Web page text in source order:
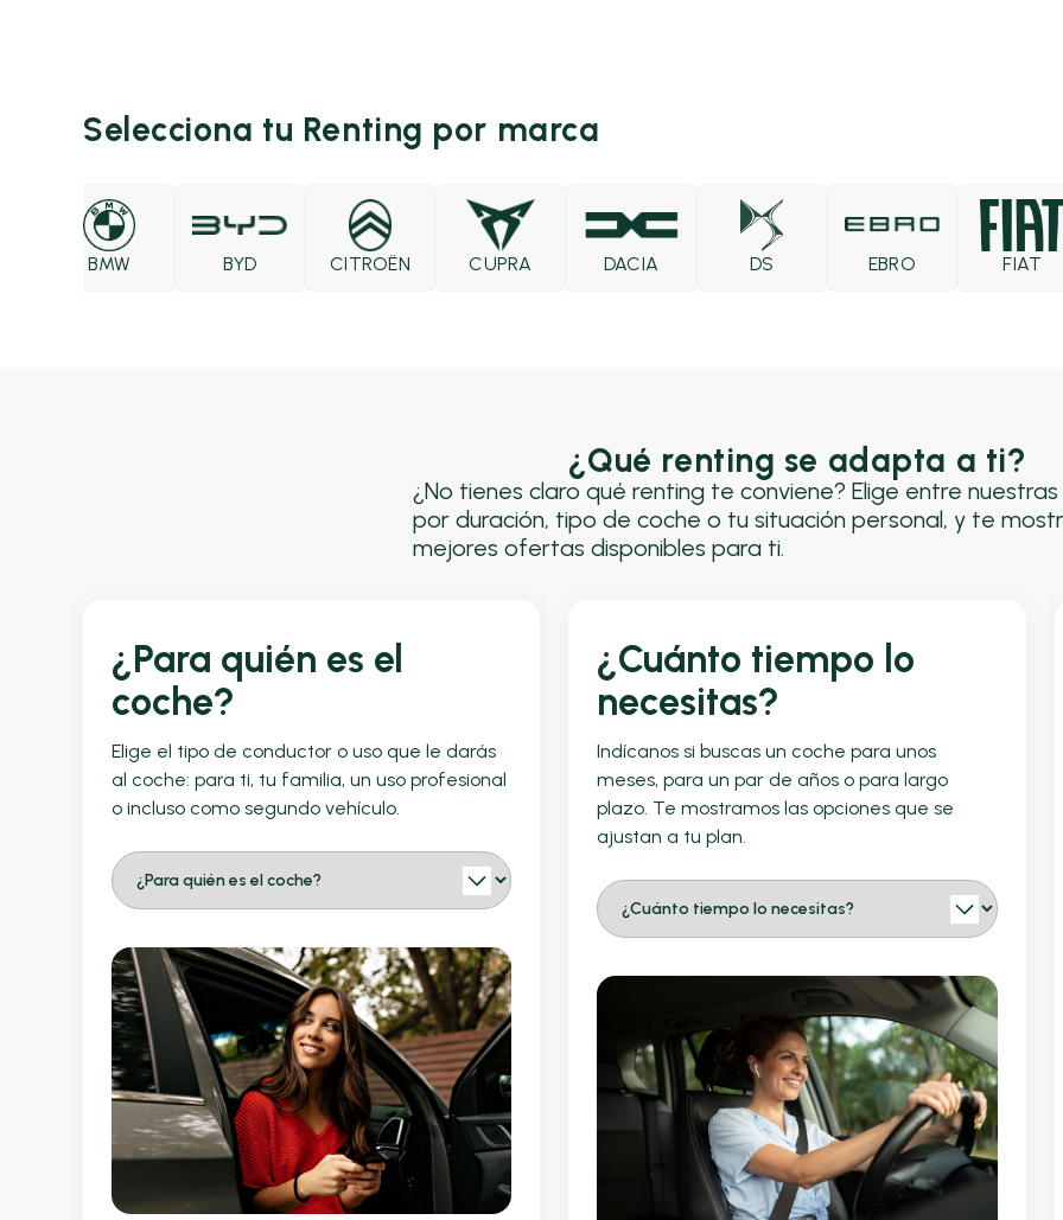
Selecciona tu Renting por marca
BMW CITROËN CUPRA DACIA EBRO FIAT
¿Qué renting se adapta a ti?
¿No tienes claro qué renting te conviene? Elige entre
por duración, tipo de coche o tu situación personal, y te
mejores ofertas disponibles para ti.
¿Para quién es el
coche?
Elige el tipo de conductor o uso que le darás
al coche: para ti, tu familia, un uso profesional
o incluso como segundo vehículo.
¿Cuánto tiempo lo
necesitas?
Indícanos si buscas un coche para unos
meses, para un par de años o para largo
plazo. Te mostramos las opciones que se
ajustan a tu plan.